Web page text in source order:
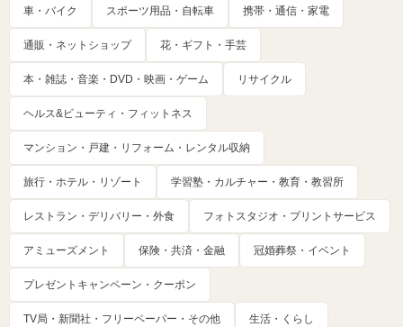
車・バイク スポーツ用品・自転車 携帯・通信・家電
通販・ネットショップ 花・ギフト・手芸
本・雑誌・音楽・DVD・映画・ゲーム リサイクル
ヘルス&ビューティ・フィットネス
マンション・戸建・リフォーム・レンタル収納
旅行・ホテル・リゾート 学習塾・カルチャー・教育・教習所
レストラン・デリバリー・外食 フォトスタジオ・プリントサービス
アミューズメント 保険・共済・金融 冠婚葬祭・イベント
プレゼントキャンペーン・クーポン
TV局・新聞社・フリーペーパー・その他 生活・くらし